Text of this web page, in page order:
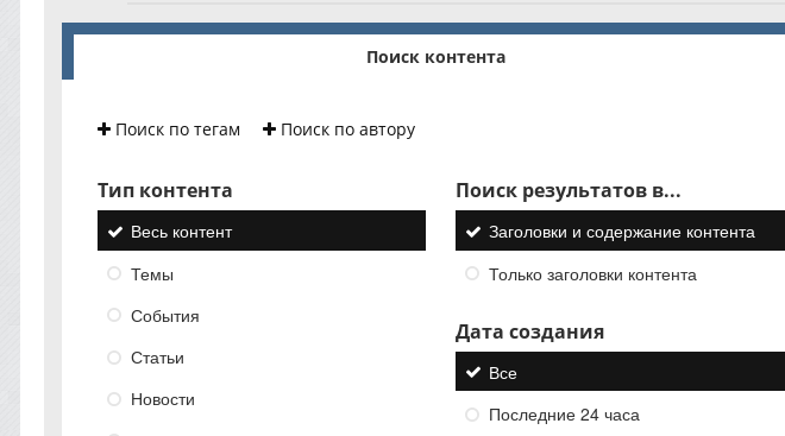
Поиск контента
Поиск по тегам Поиск по автору
Тип контента
Весь контент
Темы
События
Статьи
Новости
Поиск результатов в...
Заголовки и содержание контента
Только заголовки контента
Дата создания
Все
Последние 24 часа